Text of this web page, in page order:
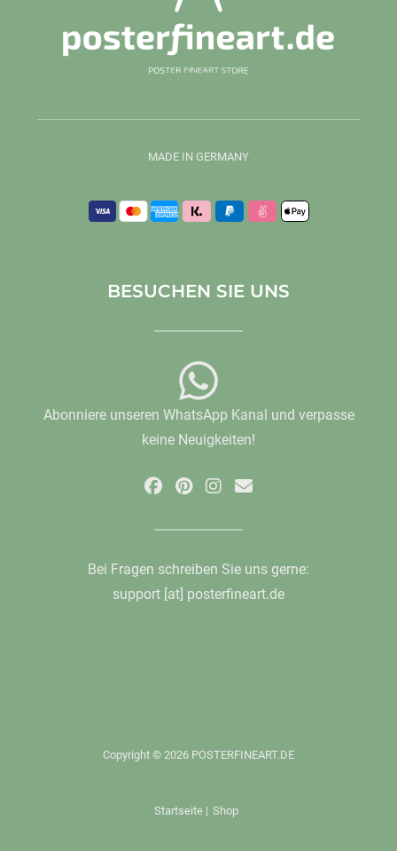
MADE IN GERMANY
BESUCHEN SIE UNS
Abonniere unseren WhatsApp Kanal und verpasse
keine Neuigkeiten!
Bei Fragen schreiben Sie uns gerne:
support [at] posterfineart.de
Copyright © 2026 POSTERFINEART.DE
Startseite | Shop